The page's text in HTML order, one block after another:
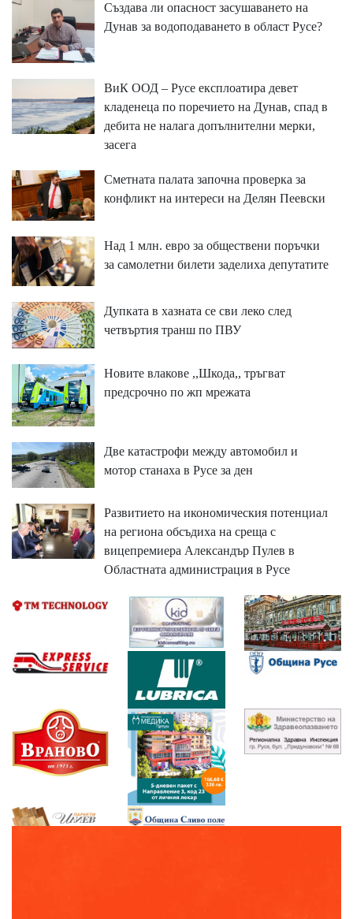
Създава ли опасност засушаването на
Дунав за водоподаването в област Русе?
ВиК ООД – Русе експлоатира девет
кладенеца по поречието на Дунав, спад в
дебита не налага допълнителни мерки,
засега
Сметната палата започна проверка за
конфликт на интереси на Делян Пеевски
Над 1 млн. евро за обществени поръчки
за самолетни билети заделиха депутатите
Дупката в хазната се сви леко след
четвъртия транш по ПВУ
Новите влакове ,,Шкода,, тръгват
предсрочно по жп мрежата
Две катастрофи между автомобил и
мотор станаха в Русе за ден
Развитието на икономическия потенциал
на региона обсъдиха на среща с
вицепремиера Александър Пулев в
Областната администрация в Русе